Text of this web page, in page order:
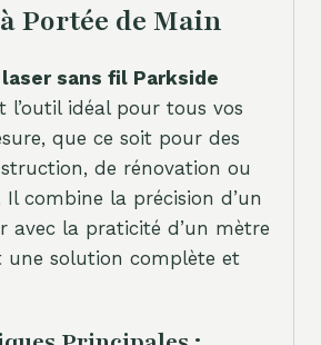
Portée de Main
sans fil Parkside
l’outil idéal pour tous vos
que ce soit pour des
de rénovation ou
combine la précision d’un
avec la praticité d’un mètre
solution complète et